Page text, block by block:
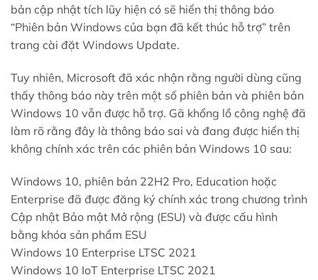
bản cập nhật tích lũy hiện có sẽ hiển thị thông báo
“Phiên bản Windows của bạn đã kết thúc hỗ trợ” trên
trang cài đặt Windows Update.
Tuy nhiên, Microsoft đã xác nhận rằng người dùng cũng
thấy thông báo này trên một số phiên bản và phiên bản
Windows 10 vẫn được hỗ trợ. Gã khổng lồ công nghệ đã
làm rõ rằng đây là thông báo sai và đang được hiển thị
không chính xác trên các phiên bản Windows 10 sau:
Windows 10, phiên bản 22H2 Pro, Education hoặc
Enterprise đã được đăng ký chính xác trong chương trình
Cập nhật Bảo mật Mở rộng (ESU) và được cấu hình
bằng khóa sản phẩm ESU
Windows 10 Enterprise LTSC 2021
Windows 10 IoT Enterprise LTSC 2021